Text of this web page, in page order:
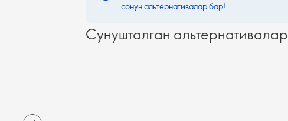
сонун альтернативалар бар!
Сунушталган альтернативалар